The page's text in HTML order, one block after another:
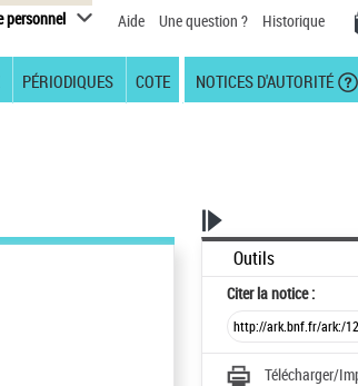
personnel Aide Une question ? Historique
PÉRIODIQUES COTE NOTICES D'AUTORITÉ
Outils
Citerla notice :
Télécharger/